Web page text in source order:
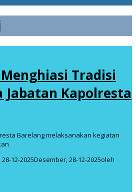
Tradisi
Jabatan Kapolresta
Barelang melaksanakan kegiatan
12-2025Desember, 28-12-2025oleh